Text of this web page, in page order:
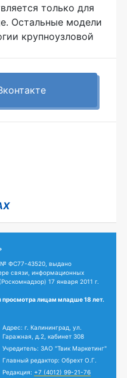
только для
Остальные модели
крупноузловой
№ ФС77-43520, выдано
связи, информационных
17 января 2011 г.
просмотра лицам младше 18 лет.
Адрес: г. Калининград, ул.
Гаражная, д.2, кабинет 308
Учредитель: ЗАО "Твик Маркетинг"
Главный редактор: Обрехт О.Г.
Редакция: +7 (4012) 99-21-76